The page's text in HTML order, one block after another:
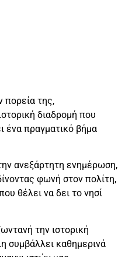
πορεία της,
διαδρομή που
ένα πραγματικό βήμα
ανεξάρτητη ενημέρωση,
φωνή στον πολίτη,
θέλει να δει το νησί
την ιστορική
συμβάλλει καθημερινά